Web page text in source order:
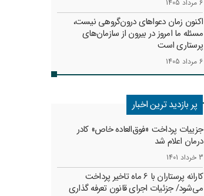
6 مرداد 1405
اکنون زمان دعواهای درون‌گروهی نیست،
مسئله ما امروز در بیرون از سازمان‌های
پرستاری است
6 مرداد 1405
پر بازدید ترین اخبار
جزییات پرداخت «فوق‌العاده خاص» کادر
درمان اعلام شد
3 خرداد 1401
کارانه‌ پرستاران با 6 ماه تاخیر پرداخت
می‌شود/ جزئیات اجرای قانون تعرفه گذاری